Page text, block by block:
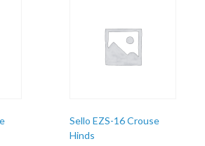
Sello EZS-16 Crouse
Hinds